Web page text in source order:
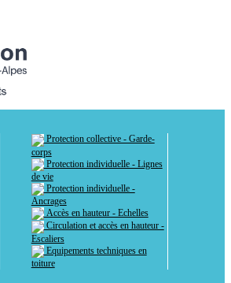
Protection collective - Garde-
corps
Protection individuelle - Lignes
de vie
Protection individuelle -
Ancrages
Accès en hauteur - Echelles
Circulation et accès en hauteur -
Escaliers
Equipements techniques en
toiture